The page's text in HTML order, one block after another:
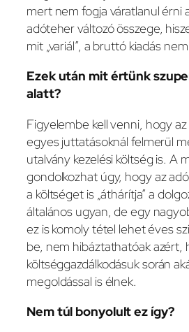
mert nem fogja váratlanul érni
adóteher változó összege,
mit „variál”, a bruttó kiadás
Ezek után mit értünk
alatt?
Figyelembe kell venni, hogy
egyes juttatásoknál felmerül
utalvány kezelési költség is. A
gondolkozhat úgy, hogy az
a költséget is „áthárítja” a
általános ugyan, de egy
ez is komoly tétel lehet éves
be, nem hibáztathatóak azért,
költséggazdálkodásuk során
megoldással is élnek.
Nem túl bonyolult ez így?